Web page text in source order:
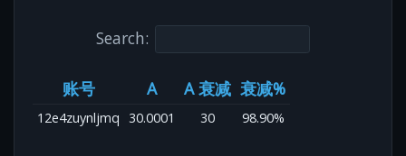
Search:
账号 A A 衰减 衰减%
12e4zuynljmq 30.0001 30 98.90%